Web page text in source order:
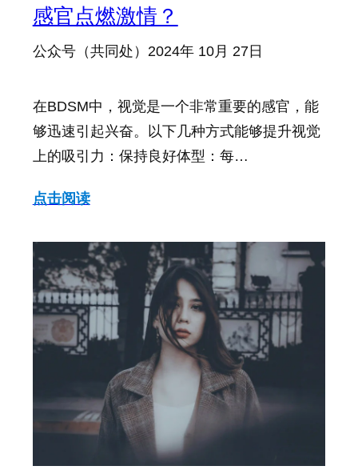
感官点燃激情？
公众号（共同处） 2024年 10月 27日
在BDSM中，视觉是一个非常重要的感官，能
够迅速引起兴奋。以下几种方式能够提升视觉
上的吸引力：保持良好体型：每…
点击阅读